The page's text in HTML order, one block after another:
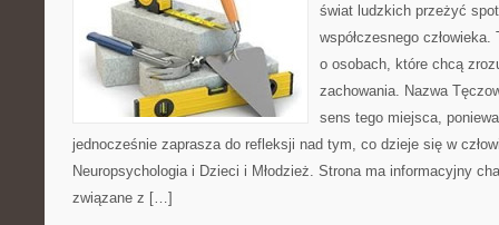
świat ludzkich przeżyć
współczesnego
o osobach, które chcą
zachowania. Nazwa
sens tego miejsca,
jednocześnie zaprasza do refleksji nad tym, co dzieje się w
Neuropsychologia i Dzieci i Młodzież. Strona ma informacyjny
związane z […]